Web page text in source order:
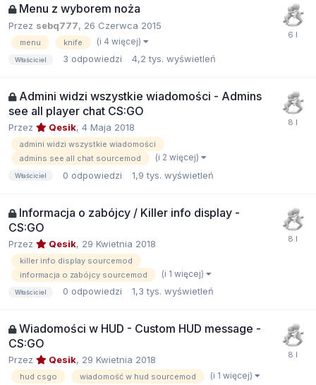
Menu z wyborem noża
Przez sebq777, 26 Czerwca 2015
menu knife (i 4 więcej)
Właściciel 3 odpowiedzi 4,2 tys. wyświetleń
Admini widzi wszystkie wiadomości - Admins
see all player chat CS:GO
Przez Qesik, 4 Maja 2018
admini widzi wszystkie wiadomości
admins see all chat sourcemod
(i 2 więcej)
Właściciel 0 odpowiedzi 1,9 tys. wyświetleń
Informacja o zabójcy / Killer info display -
CS:GO
Przez Qesik, 29 Kwietnia 2018
killer info display sourcemod
informacja o zabójcy sourcemod
(i 1 więcej)
Właściciel 0 odpowiedzi 1,3 tys. wyświetleń
Wiadomości w HUD - Custom HUD message -
CS:GO
Przez Qesik, 29 Kwietnia 2018
hud csgo wiadomość w hud sourcemod (i 1 więcej)